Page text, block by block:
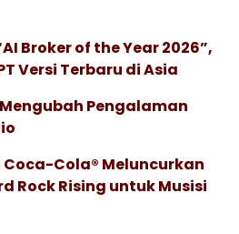
Broker of the Year 2026”,
Versi Terbaru di Asia
Mengubah Pengalaman
Coca-Cola® Meluncurkan
Rock Rising untuk Musisi